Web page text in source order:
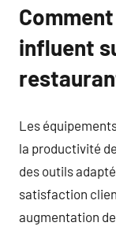
influent
Les
la productivité
des outils
satisfaction
augmentation